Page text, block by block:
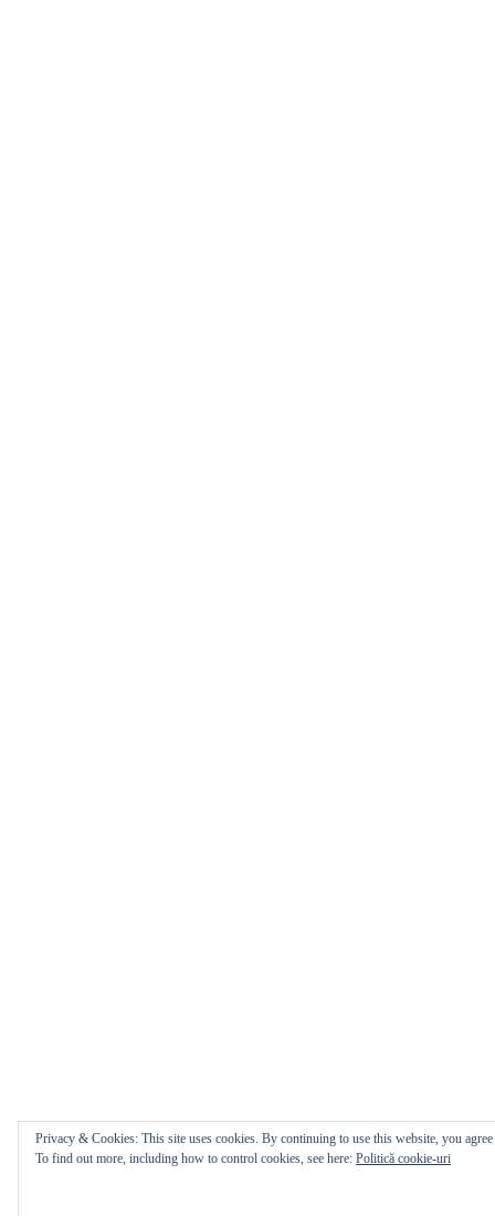
Privacy & Cookies: This site uses cookies. By continuing to use this website, you
To find out more, including how to control cookies, see here: Politică cookie-uri